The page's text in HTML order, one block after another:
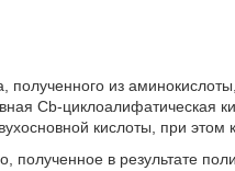
полученного из
Cb-циклоалифатическая
кислоты, при
полученное в результате